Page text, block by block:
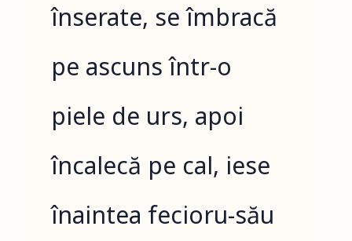
înserate, se îmbracă
pe ascuns într-o
piele de urs, apoi
încalecă pe cal, iese
înaintea fecioru-său